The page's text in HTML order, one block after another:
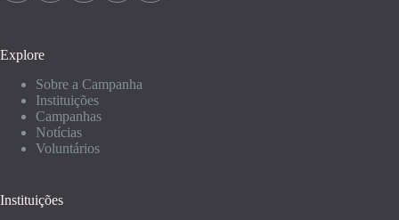
Explore
Sobre a Campanha
Instituições
Campanhas
Notícias
Voluntários
Instituições